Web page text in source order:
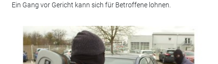
Ein Gang vor Gericht kann sich für Betroffene lohnen.